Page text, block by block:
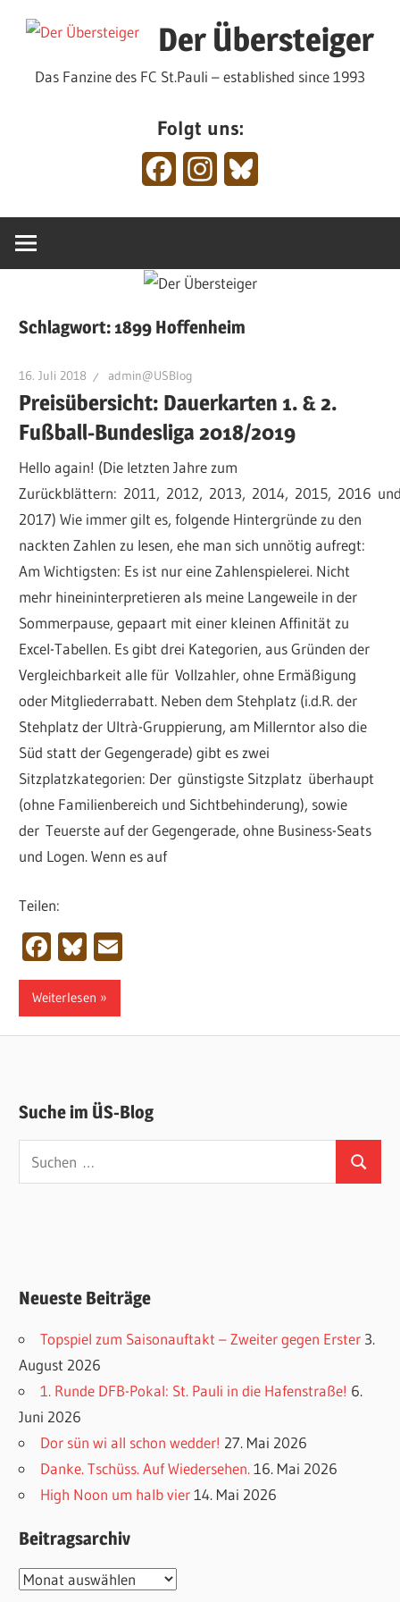
Inhalt
Der Übersteiger
Das Fanzine des FC St.Pauli – established since 1993
Folgt uns:
FacebookInstagram
Schlagwort: 1899 Hoffenheim
16. Juli 2018 admin@USBlog
Preisübersicht: Dauerkarten 1. & 2.
Fußball-Bundesliga 2018/2019
Hello again! (Die letzten Jahre zum
Zurückblättern: 2011, 2012, 2013, 2014, 2015, 2016
2017) Wie immer gilt es, folgende Hintergründe zu den
nackten Zahlen zu lesen, ehe man sich unnötig aufregt:
Am Wichtigsten: Es ist nur eine Zahlenspielerei. Nicht
mehr hineininterpretieren als meine Langeweile in der
Sommerpause, gepaart mit einer kleinen Affinität zu
Excel-Tabellen. Es gibt drei Kategorien, aus Gründen der
Vergleichbarkeit alle für Vollzahler, ohne Ermäßigung
oder Mitgliederrabatt. Neben dem Stehplatz (i.d.R. der
Stehplatz der Ultrà-Gruppierung, am Millerntor also die
Süd statt der Gegengerade) gibt es zwei
Sitzplatzkategorien: Der günstigste Sitzplatz überhaupt
(ohne Familienbereich und Sichtbehinderung), sowie
der Teuerste auf der Gegengerade, ohne Business-Seats
und Logen. Wenn es auf
Teilen:
Facebook
Bluesky
Weiterlesen
Suche im ÜS-Blog
Suchen
nach:
Suchen
Neueste Beiträge
Topspiel zum Saisonauftakt – Zweiter gegen Erster 3.
August 2026
1. Runde DFB-Pokal: St. Pauli in die Hafenstraße! 6.
Juni 2026
Dor sün wi all schon wedder! 27. Mai 2026
Danke. Tschüss. Auf Wiedersehen. 16. Mai 2026
High Noon um halb vier 14. Mai 2026
Beitragsarchiv
Beitragsarchiv